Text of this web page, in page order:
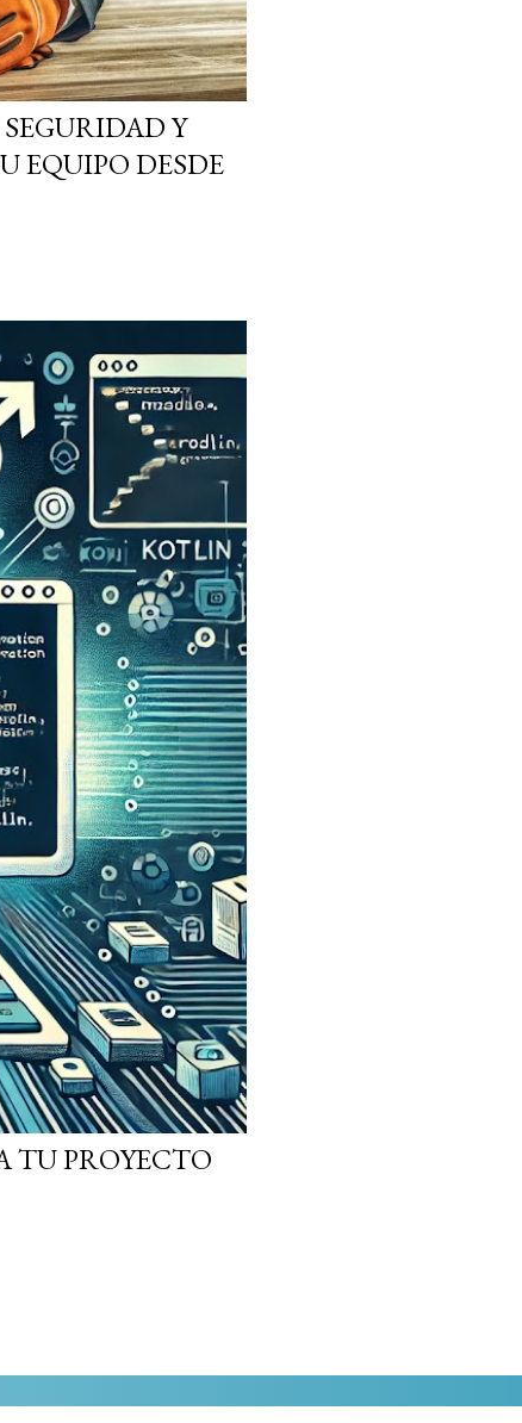
Y
EQUIPO DESDE
TU PROYECTO